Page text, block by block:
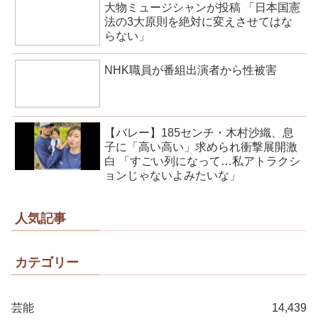
大物ミュージシャンが投稿 「日本国憲
法の3大原則を絶対に変えさせてはな
らない」
NHK職員が番組出演者から性被害
【バレー】185センチ・木村沙織、息
子に「高い高い」求められ衝撃展開激
白 「すごい列になって…私アトラクシ
ョンじゃないよみたいな」
人気記事
カテゴリー
芸能 14,439